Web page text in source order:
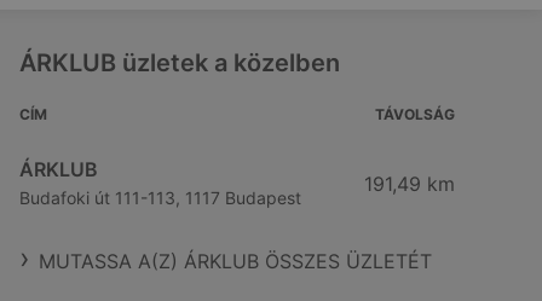
ÁRKLUB üzletek a közelben
CÍM TÁVOLSÁG
ÁRKLUB
Budafoki út 111-113, 1117 Budapest
191,49 km
MUTASSA A(Z) ÁRKLUB ÖSSZES ÜZLETÉT